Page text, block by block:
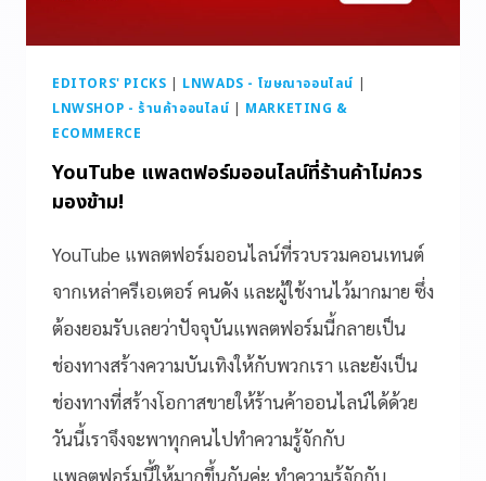
EDITORS' PICKS | LNWADS - โฆษณาออนไลน์ |
LNWSHOP - ร้านค้าออนไลน์ | MARKETING &
ECOMMERCE
YouTube แพลตฟอร์มออนไลน์ที่ร้านค้าไม่ควร
มองข้าม!
YouTube แพลตฟอร์มออนไลน์ที่รวบรวมคอนเทนต์
จากเหล่าครีเอเตอร์ คนดัง และผู้ใช้งานไว้มากมาย ซึ่ง
ต้องยอมรับเลยว่าปัจจุบันแพลตฟอร์มนี้กลายเป็น
ช่องทางสร้างความบันเทิงให้กับพวกเรา และยังเป็น
ช่องทางที่สร้างโอกาสขายให้ร้านค้าออนไลน์ได้ด้วย
วันนี้เราจึงจะพาทุกคนไปทำความรู้จักกับ
แพลตฟอร์มนี้ให้มากขึ้นกันค่ะ ทำความรู้จักกับ